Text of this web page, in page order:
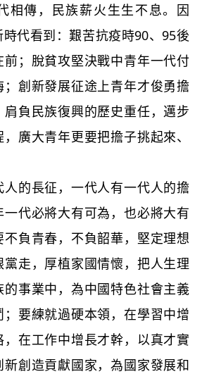
相傳，民族薪火生生不息。因
代看到：艱苦抗疫時90、95後
；脫貧攻堅決戰中青年一代付
創新發展征途上青年才俊勇擔
負民族復興的歷史重任，邁步
廣大青年更要把擔子挑起來、
的長征，一代人有一代人的擔
代必將大有可為，也必將大有
負青春，不負韶華，堅定理想
走，厚植家國情懷，把人生理
事業中，為中國特色社會主義
要練就過硬本領，在學習中增
在工作中增長才幹，以真才實
創造貢獻國家，為國家發展和